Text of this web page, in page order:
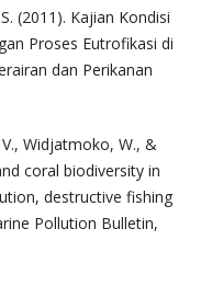
(2011). Kajian Kondisi
Proses Eutrofikasi di
dan Perikanan
Widjatmoko, W., &
coral biodiversity in
destructive fishing
Pollution Bulletin,